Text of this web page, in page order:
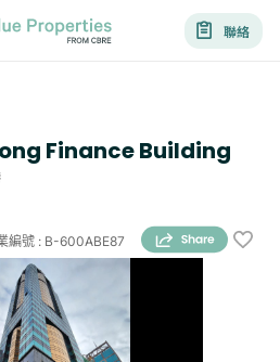
聯絡
Finance Building
編號 : B-600ABE87